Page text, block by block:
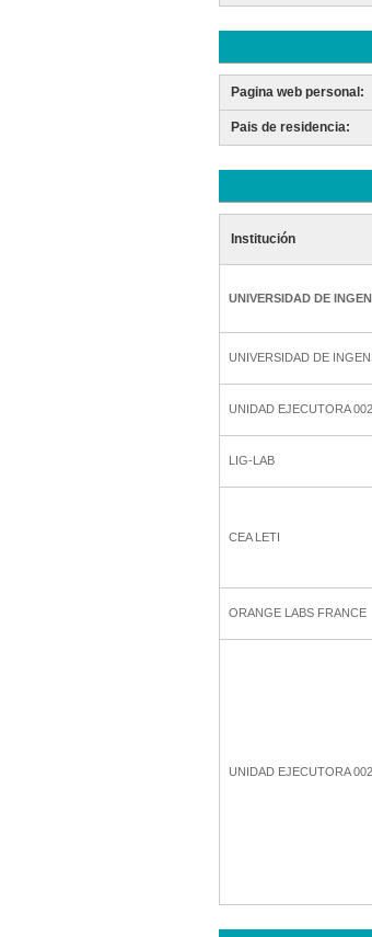
Pagina web personal:
Pais de residencia:
Institución
UNIVERSIDAD DE
UNIVERSIDAD DE
UNIDAD EJECUTORA
LIG-LAB
CEA LETI
ORANGE LABS FRANCE
UNIDAD EJECUTORA